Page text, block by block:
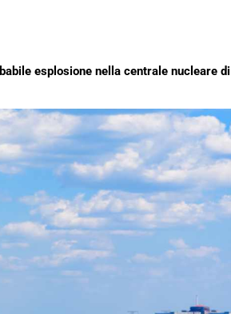
esplosione nella centrale nucleare di